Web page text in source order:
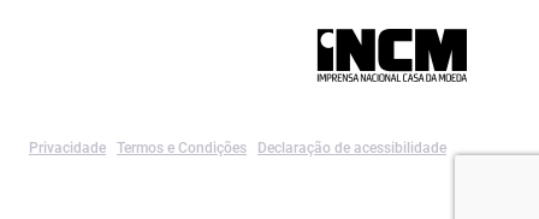
Privacidade Termos e Condições Declaração de acessibilidade